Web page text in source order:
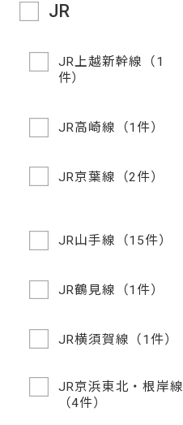
JR
JR上越新幹線（1
件）
JR高崎線（1件）
JR京葉線（2件）
JR山手線（15件）
JR鶴見線（1件）
JR横須賀線（1件）
JR京浜東北・根岸線
（4件）